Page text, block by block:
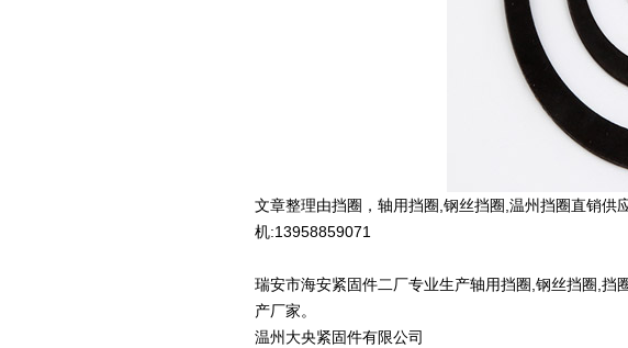
文章整理由挡圈，轴用挡圈,钢丝挡圈,温州挡圈直销
机:13958859071
瑞安市海安紧固件二厂专业生产轴用挡圈,钢丝挡圈,
产厂家。
温州大央紧固件有限公司